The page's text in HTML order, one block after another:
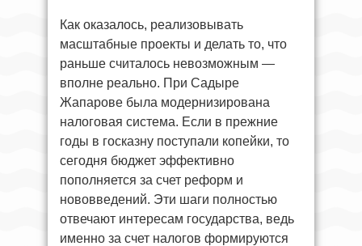
Как оказалось, реализовывать
масштабные проекты и делать то, что
раньше считалось невозможным —
вполне реально. При Садыре
Жапарове была модернизирована
налоговая система. Если в прежние
годы в госказну поступали копейки, то
сегодня бюджет эффективно
пополняется за счет реформ и
нововведений. Эти шаги полностью
отвечают интересам государства, ведь
именно за счет налогов формируются